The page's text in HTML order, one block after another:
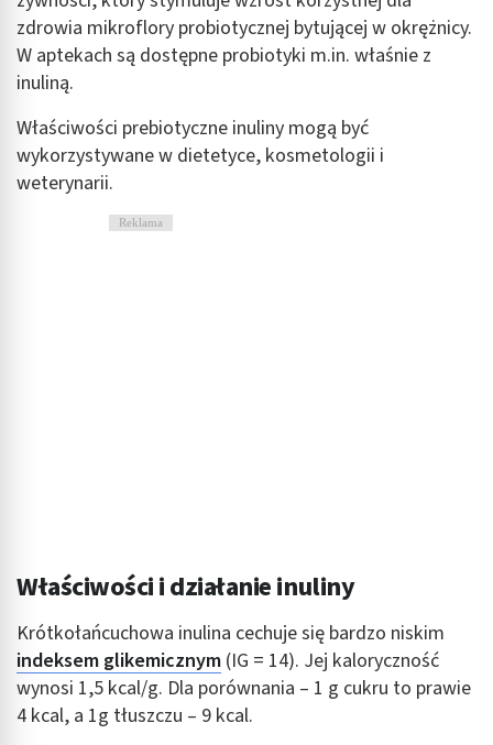
zdrowia mikroflory probiotycznej bytującej w okrężnicy.
W aptekach są dostępne probiotyki m.in. właśnie z
inuliną.
Właściwości prebiotyczne inuliny mogą być
wykorzystywane w dietetyce, kosmetologii i
weterynarii.
Reklama
Właściwości i działanie inuliny
Krótkołańcuchowa inulina cechuje się bardzo niskim
indeksem glikemicznym (IG = 14). Jej kaloryczność
wynosi 1,5 kcal/g. Dla porównania – 1 g cukru to prawie
4 kcal, a 1g tłuszczu – 9 kcal.